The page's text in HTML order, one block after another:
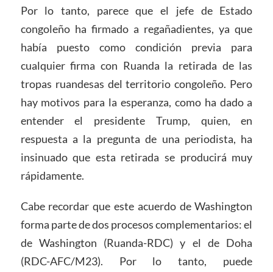
Por lo tanto, parece que el jefe de Estado
congoleño ha firmado a regañadientes, ya que
había puesto como condición previa para
cualquier firma con Ruanda la retirada de las
tropas ruandesas del territorio congoleño. Pero
hay motivos para la esperanza, como ha dado a
entender el presidente Trump, quien, en
respuesta a la pregunta de una periodista, ha
insinuado que esta retirada se producirá muy
rápidamente.
Cabe recordar que este acuerdo de Washington
forma parte de dos procesos complementarios: el
de Washington (Ruanda-RDC) y el de Doha
(RDC-AFC/M23). Por lo tanto, puede